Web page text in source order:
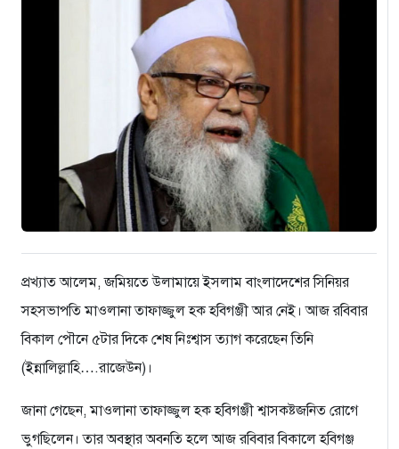
প্রখ্যাত আলেম, জমিয়তে উলামায়ে ইসলাম বাংলাদেশের সিনিয়র
সহসভাপতি মাওলানা তাফাজ্জুল হক হবিগঞ্জী আর নেই। আজ রবিবার
বিকাল পৌনে ৫টার দিকে শেষ নিঃশ্বাস ত্যাগ করেছেন তিনি
(ইন্নালিল্লাহি….রাজেউন)।
জানা গেছেন, মাওলানা তাফাজ্জুল হক হবিগঞ্জী শ্বাসকষ্টজনিত রোগে
ভুগছিলেন। তার অবস্থার অবনতি হলে আজ রবিবার বিকালে হবিগঞ্জ